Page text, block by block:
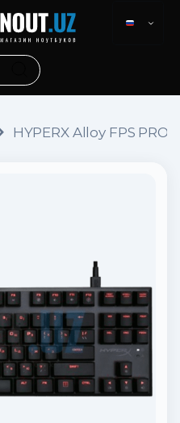
HYPERX Alloy FPS PRO